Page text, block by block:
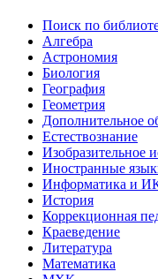
Поиск по
Алгебра
Астрономия
Биология
География
Геометрия
Дополнительное
Естествознание
Изобразительное
Иностранные
Информатика и
История
Коррекционная
Краеведение
Литература
Математика